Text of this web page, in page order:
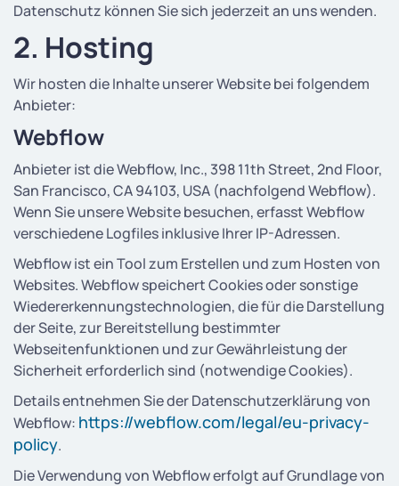
Datenschutz können Sie sich jederzeit an uns wenden.
2. Hosting
Wir hosten die Inhalte unserer Website bei folgendem
Anbieter:
Webflow
Anbieter ist die Webflow, Inc., 398 11th Street, 2nd Floor,
San Francisco, CA 94103, USA (nachfolgend Webflow).
Wenn Sie unsere Website besuchen, erfasst Webflow
verschiedene Logfiles inklusive Ihrer IP-Adressen.
Webflow ist ein Tool zum Erstellen und zum Hosten von
Websites. Webflow speichert Cookies oder sonstige
Wiedererkennungstechnologien, die für die Darstellung
der Seite, zur Bereitstellung bestimmter
Webseitenfunktionen und zur Gewährleistung der
Sicherheit erforderlich sind (notwendige Cookies).
Details entnehmen Sie der Datenschutzerklärung von
Webflow: https://webflow.com/legal/eu-privacy-
policy.
Die Verwendung von Webflow erfolgt auf Grundlage von